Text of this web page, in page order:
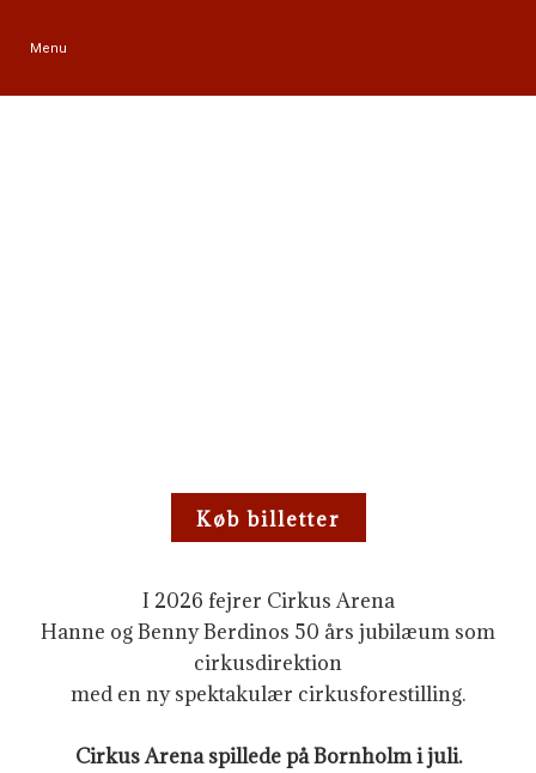
Menu
Fra 12. - 17. juli 2026
Køb billetter
I 2026 fejrer Cirkus Arena
Hanne og Benny Berdinos 50 års jubilæum som
cirkusdirektion
med en ny spektakulær cirkusforestilling.
Cirkus Arena spillede på Bornholm i juli.